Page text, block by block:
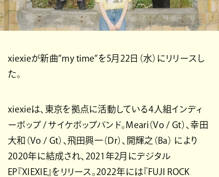
xiexieが新曲”my time”を5月22日（水）にリリースし
た。
xiexieは、東京を拠点に活動している4人組インディ
ーポップ / サイケポップバンド。Meari（Vo / Gt）、幸田
大和（Vo / Gt）、飛田興一（Dr）、開輝之（Ba） により
2020年に結成され、2021年2月にデジタル
EP『XIEXIE』をリリース。2022年には『FUJI ROCK